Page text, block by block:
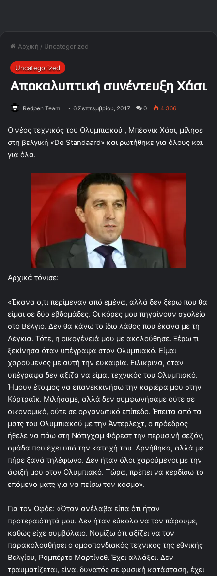
Αρχική / Uncategorized
Uncategorized
Αποκαλυπτική συνέντευξη Χάσι
Redpen Team 6 Σεπτεμβρίου, 2017 0 4.366
Ο νέος τεχνικός του Ολυμπιακού , Μπέσνικ Χάσι, μίλησε
στη βελγική «De Standaard» και ρωτήθηκε για όλους και
για όλα.
Αρχικά τόνισε:
«Έκανα ο,τι περίμεναν από εμένα, αλλά δεν ξέρω που θα
είμαι σε δύο εβδομάδες. Οι κόρες μου πηγαίνουν σχολείο
στο Βέλγιο. Δεν θα κάνω το ίδιο λάθος που έκανα με τη
Λέγκια. Τότε, η οικογένειά μου με ακολούθησε. Ξέρω τι
ξεκίνησα όταν υπέγραψα στον Ολυμπιακό. Είμαι
χαρούμενος με αυτή την ευκαιρία. Ειλικρινά, όταν
υπέγραψα δεν άξιζα να είμαι τεχνικός του Ολυμπιακό.
Ήμουν έτοιμος να επανεκκινήσω την καριέρα μου στην
Κόρτραϊκ. Μιλήσαμε, αλλά δεν συμφωνήσαμε ούτε σε
οικονομικό, ούτε σε οργανωτικό επίπεδο. Έπειτα από τα
ματς του Ολυμπιακού με την Άντερλεχτ, ο πρόεδρος
ήθελε να πάω στη Νότιγχαμ Φόρεστ την περυσινή σεζόν,
ομάδα που έχει υπό την κατοχή του. Αρνήθηκα, αλλά με
πήρε ξανά τηλέφωνο. Δεν ήταν όλοι χαρούμενοι με την
άφιξή μου στον Ολυμπιακό. Τώρα, πρέπει να κερδίσω το
επόμενο ματς για να πείσω τον κόσμο».
Για τον Οφόε: «Όταν ανέλαβα είπα ότι ήταν
προτεραιότητά μου. Δεν ήταν εύκολο να τον πάρουμε,
καθώς είχε συμβόλαιο. Νομίζω ότι αξίζει να τον
παρακολουθήσει ο ομοσπονδιακός τεχνικός της εθνικής
Βελγίου, Ρομπέρτο Μαρτίνεθ. Έχει αλλάξει. Δεν
τραυματίζεται, είναι δυνατός σε φυσική κατάσταση, έχει